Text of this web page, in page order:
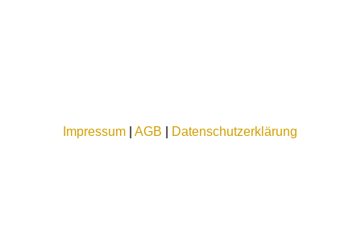
Impressum |AGB Datenschutzerklärung